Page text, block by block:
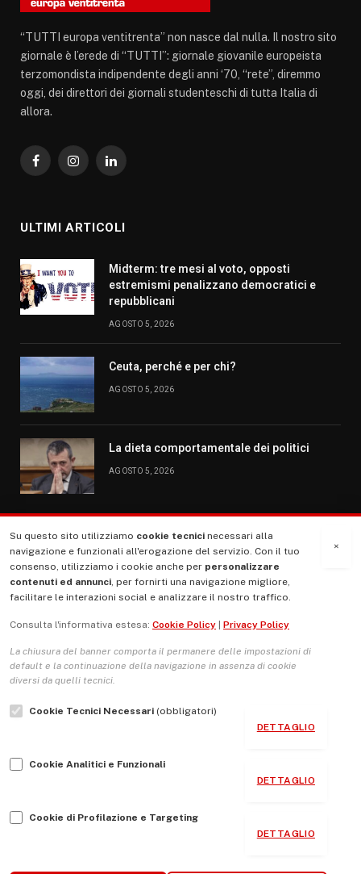
“TUTTI europa ventitrenta” non nasce dal nulla. Il nostro sito
giornale è l’erede di “TUTTI”: giornale giovanile europeista
terzomondista indipendente degli anni ‘70, “rete”, diremmo
oggi, dei direttori dei giornali studenteschi di tutta Italia di
allora.
FacebookInstagramLinkedIn
ULTIMI ARTICOLI
Midterm: tre mesi al voto, opposti
estremismi penalizzano democratici e
repubblicani
AGOSTO 5, 2026
Ceuta, perché e per chi?
AGOSTO 5, 2026
La dieta comportamentale dei politici
AGOSTO 5, 2026
MENU
La Nostra Storia
Le Copertine
L’Associazione
Indirizzo Socio Politico Culturale
Guida per le autrici e gli autori
×
Su questo sito utilizziamo cookie tecnici necessari alla
navigazione e funzionali all'erogazione del servizio. Con il tuo
consenso, utilizziamo i cookie anche per personalizzare
contenuti ed annunci, per fornirti una navigazione migliore,
facilitare le interazioni social e analizzare il nostro traffico.
Consulta l'informativa estesa: Cookie Policy Privacy Policy
La chiusura del banner comporta il permanere delle impostazioni di
default e la continuazione della navigazione in assenza di cookie
diversi da quelli tecnici.
Cookie Tecnici Necessari (obbligatori)
DETTAGLIO
Cookie Analitici e Funzionali
DETTAGLIO
Cookie di Profilazione e Targeting
DETTAGLIO